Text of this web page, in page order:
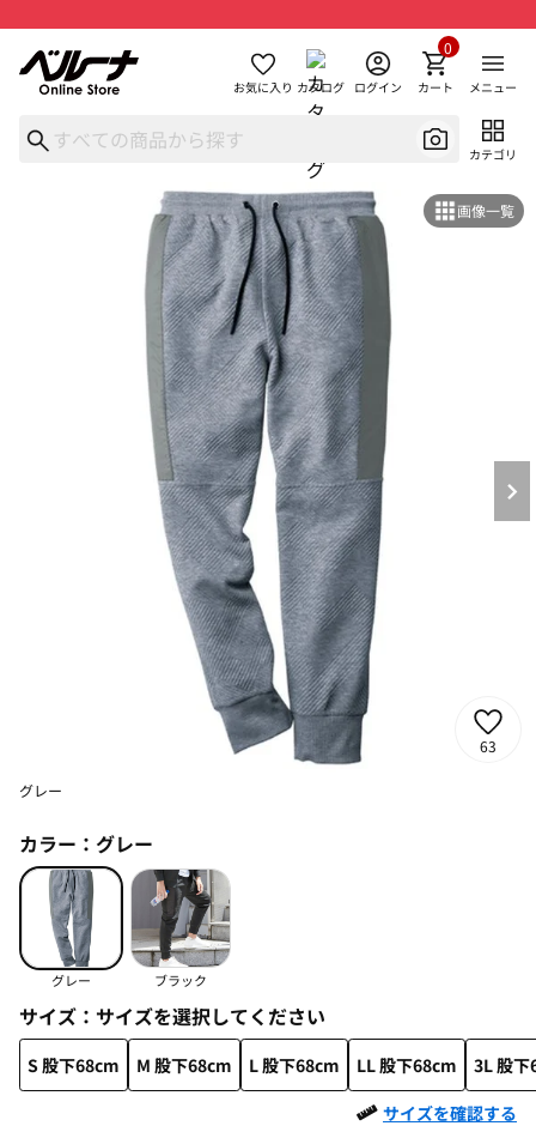
お気に入り カタログ ログイン カート
0
メニュー
カテゴリ
画像一覧
63
グレー
カラー： グレー
グレー ブラック
サイズ： サイズを選択してください
S 股下68cm M 股下68cm L 股下68cm LL 股下68cm
3L 股
サイズを確認する